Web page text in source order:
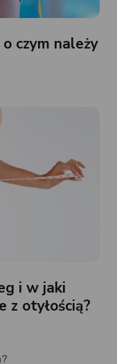
czym należy
i w jaki
z otyłością?